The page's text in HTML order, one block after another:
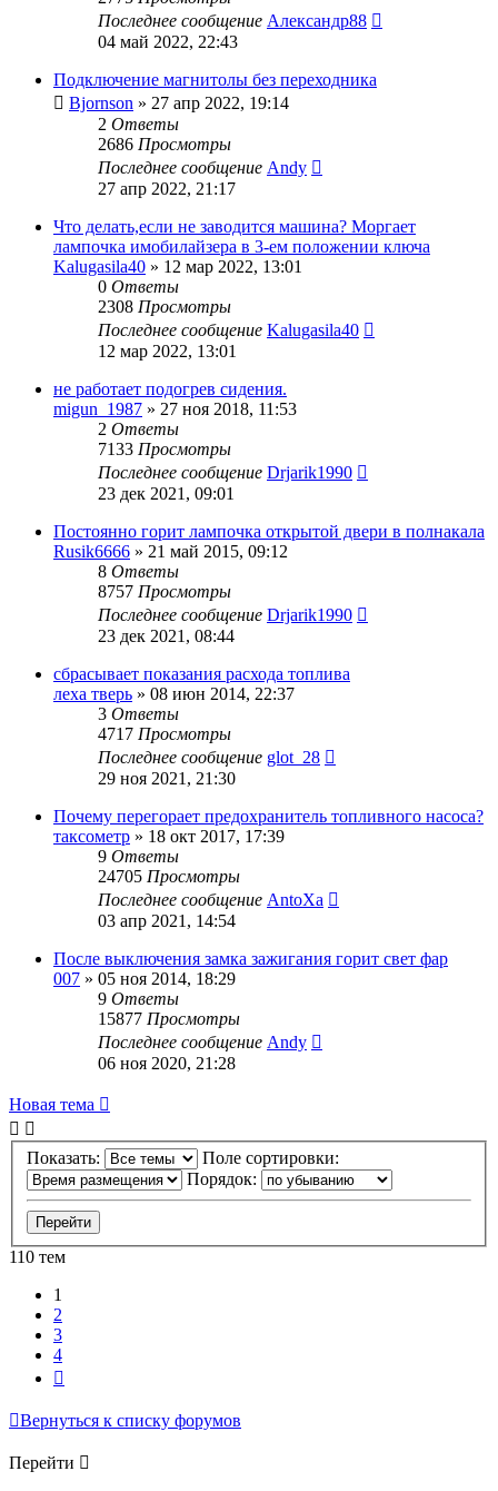
Последнее сообщение Александр88
04 май 2022, 22:43
Подключение магнитолы без переходника
Bjornson » 27 апр 2022, 19:14
2 Ответы
2686 Просмотры
Последнее сообщение Andy
27 апр 2022, 21:17
Что делать,если не заводится машина? Моргает
лампочка имобилайзера в 3-ем положении ключа
Kalugasila40 » 12 мар 2022, 13:01
0 Ответы
2308 Просмотры
Последнее сообщение Kalugasila40
12 мар 2022, 13:01
не работает подогрев сидения.
migun_1987 » 27 ноя 2018, 11:53
2 Ответы
7133 Просмотры
Последнее сообщение Drjarik1990
23 дек 2021, 09:01
Постоянно горит лампочка открытой двери в полнакала
Rusik6666 » 21 май 2015, 09:12
8 Ответы
8757 Просмотры
Последнее сообщение Drjarik1990
23 дек 2021, 08:44
сбрасывает показания расхода топлива
леха тверь » 08 июн 2014, 22:37
3 Ответы
4717 Просмотры
Последнее сообщение glot_28
29 ноя 2021, 21:30
Почему перегорает предохранитель топливного насоса?
таксометр » 18 окт 2017, 17:39
9 Ответы
24705 Просмотры
Последнее сообщение AntoXa
03 апр 2021, 14:54
После выключения замка зажигания горит свет фар
007 » 05 ноя 2014, 18:29
9 Ответы
15877 Просмотры
Последнее сообщение Andy
06 ноя 2020, 21:28
Новая тема
Показать:
Поле сортировки:
Порядок:
110 тем
1
2
3
4
Вернуться к списку форумов
Перейти